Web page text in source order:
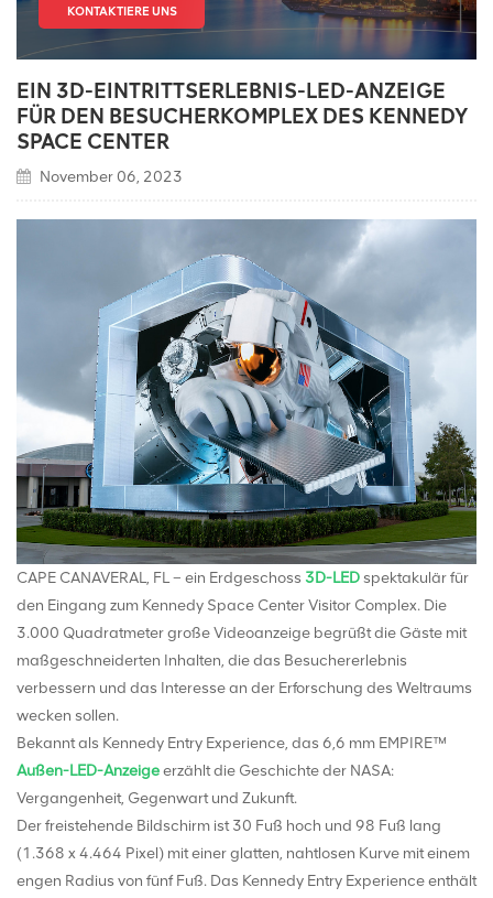
KONTAKTIERE UNS
EIN 3D-EINTRITTSERLEBNIS-LED-ANZEIGE
FÜR DEN BESUCHERKOMPLEX DES KENNEDY
SPACE CENTER
November 06, 2023
CAPE CANAVERAL, FL – ein Erdgeschoss 3D-LEDspektakulär für
den Eingang zum Kennedy Space Center Visitor Complex. Die
3.000 Quadratmeter große Videoanzeige begrüßt die Gäste mit
maßgeschneiderten Inhalten, die das Besuchererlebnis
verbessern und das Interesse an der Erforschung des Weltraums
wecken sollen.
Bekannt als Kennedy Entry Experience, das 6,6 mm EMPIRE™
Außen-LED-Anzeigeerzählt die Geschichte der NASA:
Vergangenheit, Gegenwart und Zukunft.
Der freistehende Bildschirm ist 30 Fuß hoch und 98 Fuß lang
(1.368 x 4.464 Pixel) mit einer glatten, nahtlosen Kurve mit einem
engen Radius von fünf Fuß. Das Kennedy Entry Experience enthält